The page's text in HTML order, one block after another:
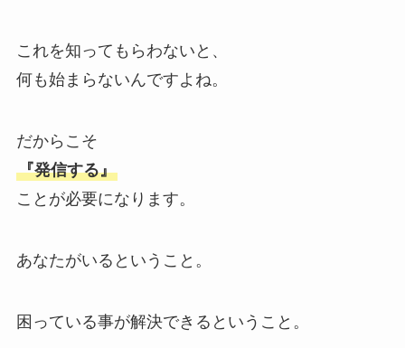
これを知ってもらわないと、
何も始まらないんですよね。
だからこそ
『発信する』
ことが必要になります。
あなたがいるということ。
困っている事が解決できるということ。